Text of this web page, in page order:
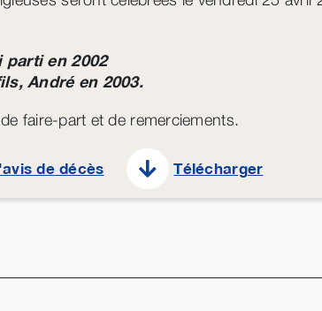
parti en 2002
André en 2003.
faire-part et de remerciements.
de décès Télécharger